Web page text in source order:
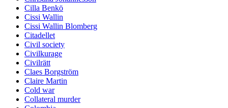
Cilla Benkö
Cissi Wallin
Cissi Wallin Blomberg
Citadellet
Civil society
Civilkurage
Civilrätt
Claes Borgström
Claire Martin
Cold war
Collateral murder